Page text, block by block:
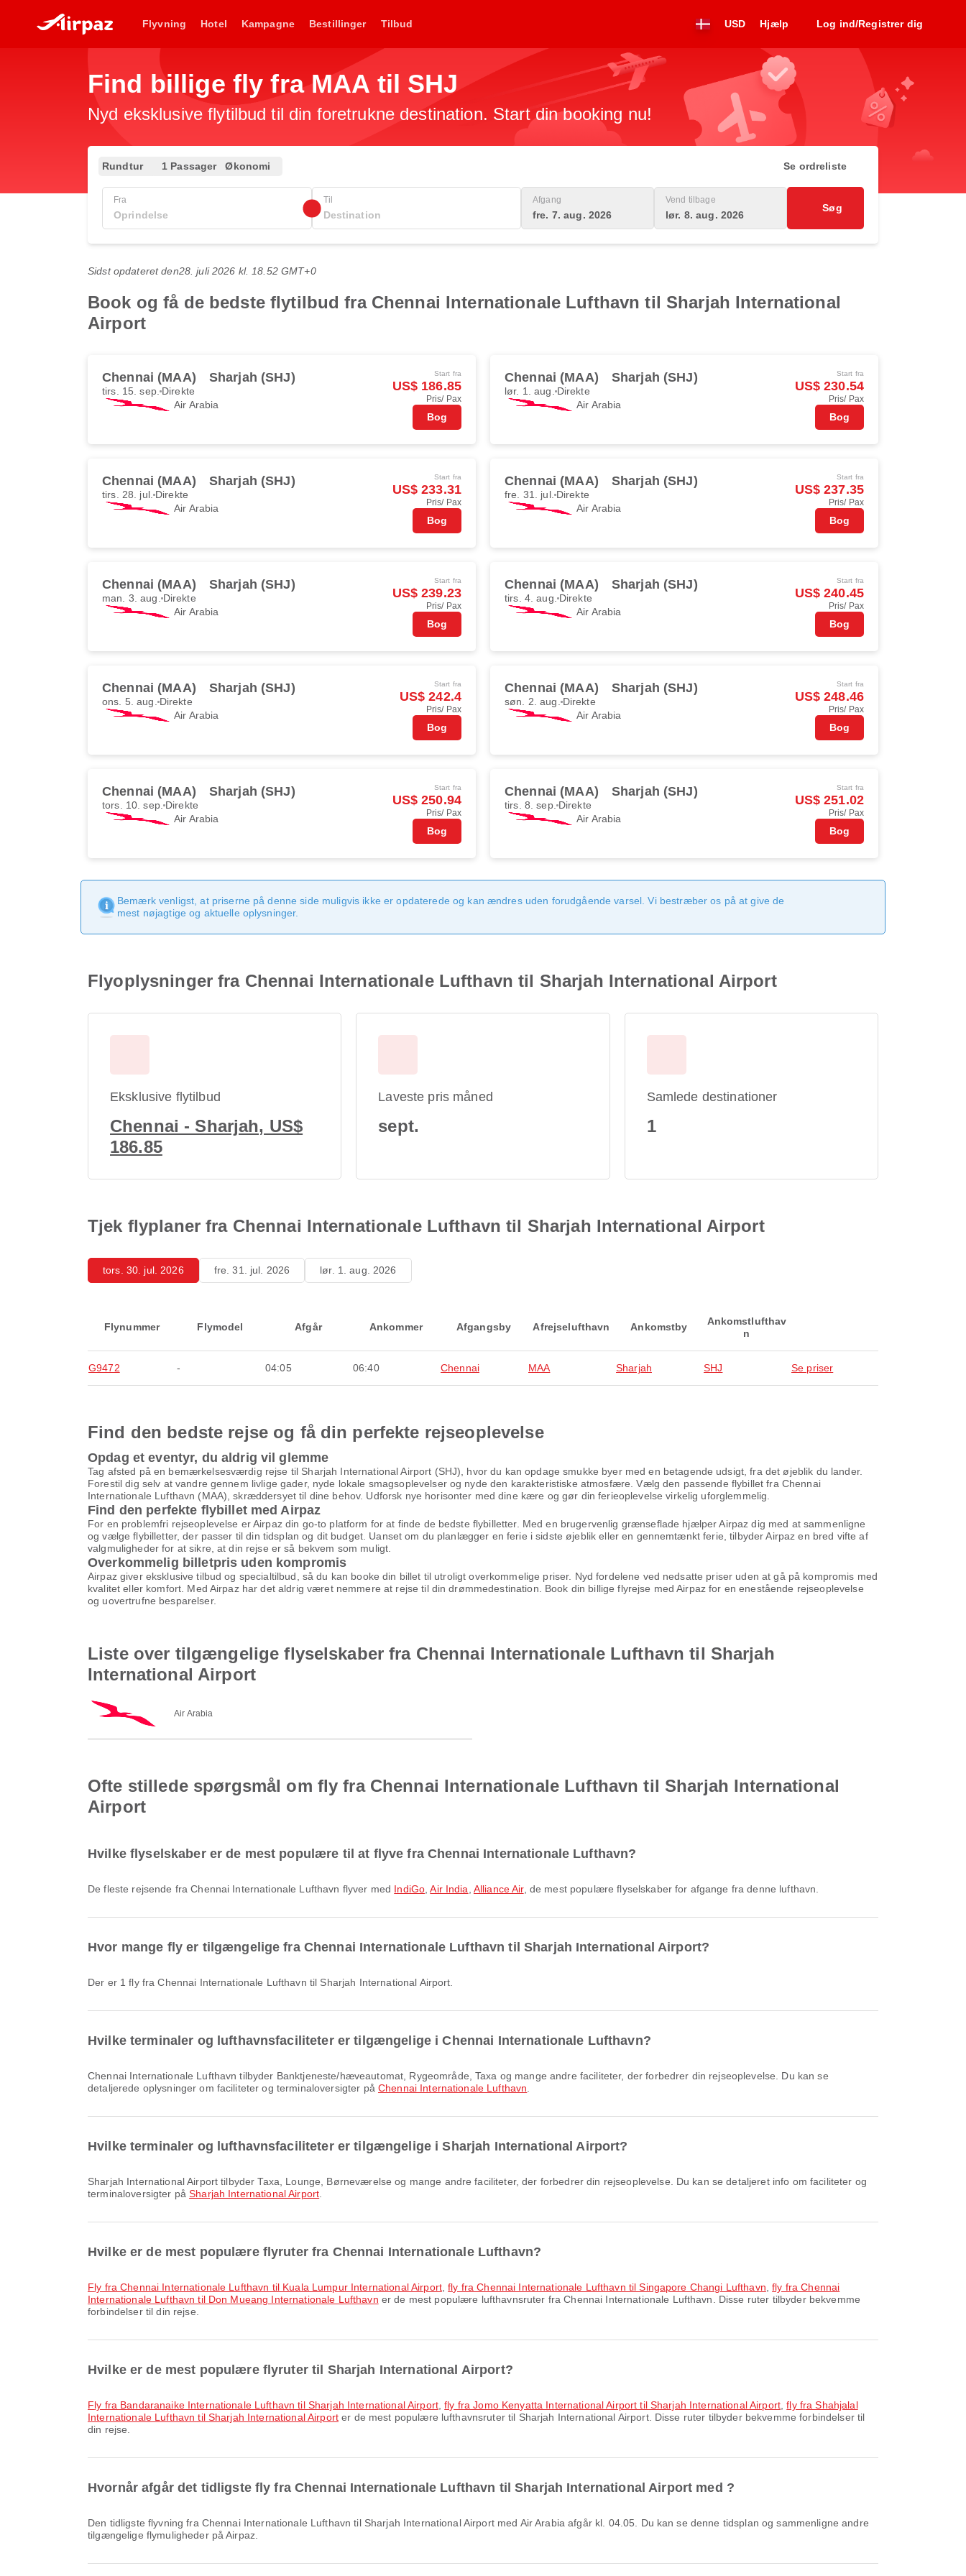
Flyvning Hotel Kampagne Bestillinger Tilbud USD Hjælp Log ind/Registrer dig
Find billige fly fra MAA til SHJ
Nyd eksklusive flytilbud til din foretrukne destination. Start din booking nu!
Rundtur 1 Passager Økonomi Se ordreliste
Fra Til Afgang
fre. 7. aug. 2026
Vend tilbage
lør. 8. aug. 2026
Søg
Sidst opdateret den28. juli 2026 kl. 18.52 GMT+0
Book og få de bedste flytilbud fra Chennai Internationale Lufthavn til Sharjah International
Airport
Chennai (MAA) Sharjah (SHJ)
tirs. 15. sep. Direkte
Air Arabia
Start fra
US$ 186.85
Pris/ Pax
Bog
Chennai (MAA) Sharjah (SHJ)
lør. 1. aug. Direkte
Air Arabia
Start fra
US$ 230.54
Pris/ Pax
Bog
Chennai (MAA) Sharjah (SHJ)
tirs. 28. jul. Direkte
Air Arabia
Start fra
US$ 233.31
Pris/ Pax
Bog
Chennai (MAA) Sharjah (SHJ)
fre. 31. jul. Direkte
Air Arabia
Start fra
US$ 237.35
Pris/ Pax
Bog
Chennai (MAA) Sharjah (SHJ)
man. 3. aug. Direkte
Air Arabia
Start fra
US$ 239.23
Pris/ Pax
Bog
Chennai (MAA) Sharjah (SHJ)
tirs. 4. aug. Direkte
Air Arabia
Start fra
US$ 240.45
Pris/ Pax
Bog
Chennai (MAA) Sharjah (SHJ)
ons. 5. aug. Direkte
Air Arabia
Start fra
US$ 242.4
Pris/ Pax
Bog
Chennai (MAA) Sharjah (SHJ)
søn. 2. aug. Direkte
Air Arabia
Start fra
US$ 248.46
Pris/ Pax
Bog
Chennai (MAA) Sharjah (SHJ)
tors. 10. sep. Direkte
Air Arabia
Start fra
US$ 250.94
Pris/ Pax
Bog
Chennai (MAA) Sharjah (SHJ)
tirs. 8. sep. Direkte
Air Arabia
Start fra
US$ 251.02
Pris/ Pax
Bog
Bemærk venligst, at priserne på denne side muligvis ikke er opdaterede og kan ændres uden forudgående varsel. Vi bestræber os på at give de
mest nøjagtige og aktuelle oplysninger.
Flyoplysninger fra Chennai Internationale Lufthavn til Sharjah International Airport
Eksklusive flytilbud
Chennai - Sharjah, US$
186.85
Laveste pris måned
sept.
Samlede destinationer
1
Tjek flyplaner fra Chennai Internationale Lufthavn til Sharjah International Airport
tors. 30. jul. 2026 fre. 31. jul. 2026 lør. 1. aug. 2026
Flynummer Flymodel Afgår Ankommer Afgangsby Afrejselufthavn Ankomstby
Ankomstlufthav
n
G9472 - 04:05 06:40 Chennai MAA Sharjah SHJ Se priser
Find den bedste rejse og få din perfekte rejseoplevelse
Opdag et eventyr, du aldrig vil glemme
Tag afsted på en bemærkelsesværdig rejse til Sharjah International Airport (SHJ), hvor du kan opdage smukke byer med en betagende udsigt, fra det øjeblik du lander.
Forestil dig selv at vandre gennem livlige gader, nyde lokale smagsoplevelser og nyde den karakteristiske atmosfære. Vælg den passende flybillet fra Chennai
Internationale Lufthavn (MAA), skræddersyet til dine behov. Udforsk nye horisonter med dine kære og gør din ferieoplevelse virkelig uforglemmelig.
Find den perfekte flybillet med Airpaz
For en problemfri rejseoplevelse er Airpaz din go-to platform for at finde de bedste flybilletter. Med en brugervenlig grænseflade hjælper Airpaz dig med at sammenligne
og vælge flybilletter, der passer til din tidsplan og dit budget. Uanset om du planlægger en ferie i sidste øjeblik eller en gennemtænkt ferie, tilbyder Airpaz en bred vifte af
valgmuligheder for at sikre, at din rejse er så bekvem som muligt.
Overkommelig billetpris uden kompromis
Airpaz giver eksklusive tilbud og specialtilbud, så du kan booke din billet til utroligt overkommelige priser. Nyd fordelene ved nedsatte priser uden at gå på kompromis med
kvalitet eller komfort. Med Airpaz har det aldrig været nemmere at rejse til din drømmedestination. Book din billige flyrejse med Airpaz for en enestående rejseoplevelse
og uovertrufne besparelser.
Liste over tilgængelige flyselskaber fra Chennai Internationale Lufthavn til Sharjah
International Airport
Air Arabia
Ofte stillede spørgsmål om fly fra Chennai Internationale Lufthavn til Sharjah International
Airport
Hvilke flyselskaber er de mest populære til at flyve fra Chennai Internationale Lufthavn?
De fleste rejsende fra Chennai Internationale Lufthavn flyver med IndiGo ,Air India Alliance Air, de mest populære flyselskaber for afgange fra denne lufthavn.
Hvor mange fly er tilgængelige fra Chennai Internationale Lufthavn til Sharjah International Airport?
Der er 1 fly fra Chennai Internationale Lufthavn til Sharjah International Airport.
Hvilke terminaler og lufthavnsfaciliteter er tilgængelige i Chennai Internationale Lufthavn?
Chennai Internationale Lufthavn tilbyder Banktjeneste/hæveautomat, Rygeområde, Taxa og mange andre faciliteter, der forbedrer din rejseoplevelse. Du kan se
detaljerede oplysninger om faciliteter og terminaloversigter på Chennai Internationale Lufthavn
Hvilke terminaler og lufthavnsfaciliteter er tilgængelige i Sharjah International Airport?
Sharjah International Airport tilbyder Taxa, Lounge, Børneværelse og mange andre faciliteter, der forbedrer din rejseoplevelse. Du kan se detaljeret info om faciliteter og
terminaloversigter påSharjah International Airport
Hvilke er de mest populære flyruter fra Chennai Internationale Lufthavn?
fly fra Chennai Internationale Lufthavn til Kuala Lumpur International Airport,fly fra Chennai Internationale Lufthavn til Singapore Changi Lufthavn ,fly fra Chennai
Internationale Lufthavn til Don Mueang Internationale Lufthavn er de mest populære lufthavnsruter fra Chennai Internationale Lufthavn. Disse ruter tilbyder bekvemme
forbindelser til din rejse.
Hvilke er de mest populære flyruter til Sharjah International Airport?
fly fra Bandaranaike Internationale Lufthavn til Sharjah International Airport,fly fra Jomo Kenyatta International Airport til Sharjah International Airport,fly fra Shahjalal
Internationale Lufthavn til Sharjah International Airporter de mest populære lufthavnsruter til Sharjah International Airport. Disse ruter tilbyder bekvemme forbindelser til
din rejse.
Hvornår afgår det tidligste fly fra Chennai Internationale Lufthavn til Sharjah International Airport med ?
Den tidligste flyvning fra Chennai Internationale Lufthavn til Sharjah International Airport med Air Arabia afgår kl. 04.05. Du kan se denne tidsplan og sammenligne andre
tilgængelige flymuligheder på Airpaz.